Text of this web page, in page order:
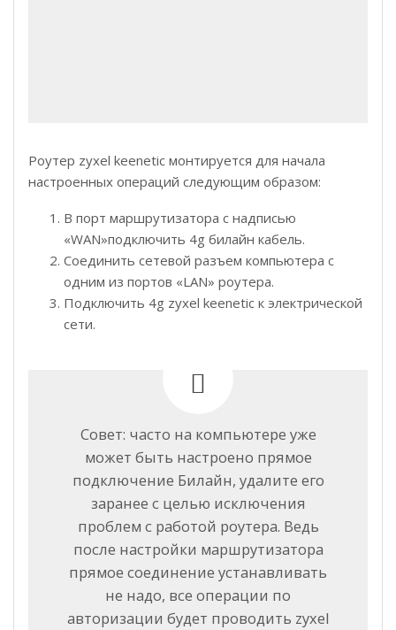
Роутер zyxel keenetic монтируется для начала
настроенных операций следующим образом:
В порт маршрутизатора с надписью
«WAN»подключить 4g билайн кабель.
Соединить сетевой разъем компьютера с
одним из портов «LAN» роутера.
Подключить 4g zyxel keenetic к электрической
сети.
Совет: часто на компьютере уже
может быть настроено прямое
подключение Билайн, удалите его
заранее с целью исключения
проблем с работой роутера. Ведь
после настройки маршрутизатора
прямое соединение устанавливать
не надо, все операции по
авторизации будет проводить zyxel